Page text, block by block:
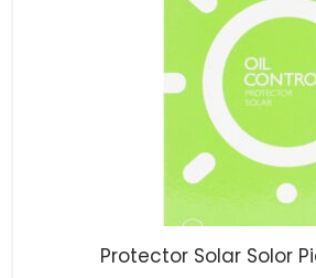
Protector Solar Solor